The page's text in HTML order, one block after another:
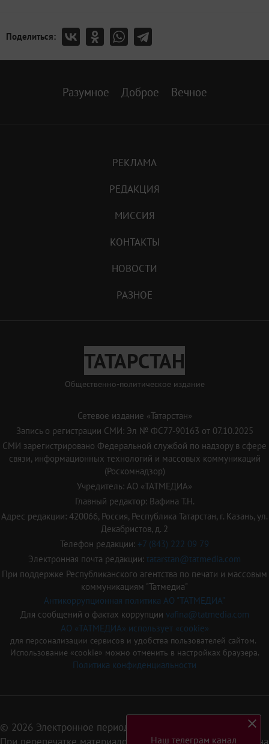
Поделиться:
Разумное Доброе Вечное
РЕКЛАМА
РЕДАКЦИЯ
МИССИЯ
КОНТАКТЫ
НОВОСТИ
РАЗНОЕ
ТАТАРСТАН
Общественно-политическое издание
Сетевое издание «Татарстан»
Запись о регистрации СМИ: Эл № ФС77-90163 от 07.10.2025
СМИ зарегистрировано Федеральной службой по надзору в сфере
связи, информационных технологий и массовых коммуникаций
(Роскомнадзор)
Учредитель: АО «ТАТМЕДИА»
Главный редактор: Вафина Т.Н.
Адрес редакции: 420066, Россия, Республика Татарстан, г. Казань, ул.
Декабристов, д. 2
Телефон редакции: +7 (843) 222 09 79
Электронная почта редакции: tatarstan@tatmedia.com
При поддержке Республиканского агентства по печати и массовым
коммуникациям "Татмедиа"
Антикоррупционная политика АО "ТАТМЕДИА"
Для сообщений о фактах коррупции vafina@tatmedia.com
АО «ТАТМЕДИА» использует «cookie»
для персонализации сервисов и удобства пользователей сайтом.
Использование «cookie» можно отменить в настройках браузера.
Политика конфиденциальности
© 2026 Электронное периодическое издание «Татарстан»
Наш телеграм канал